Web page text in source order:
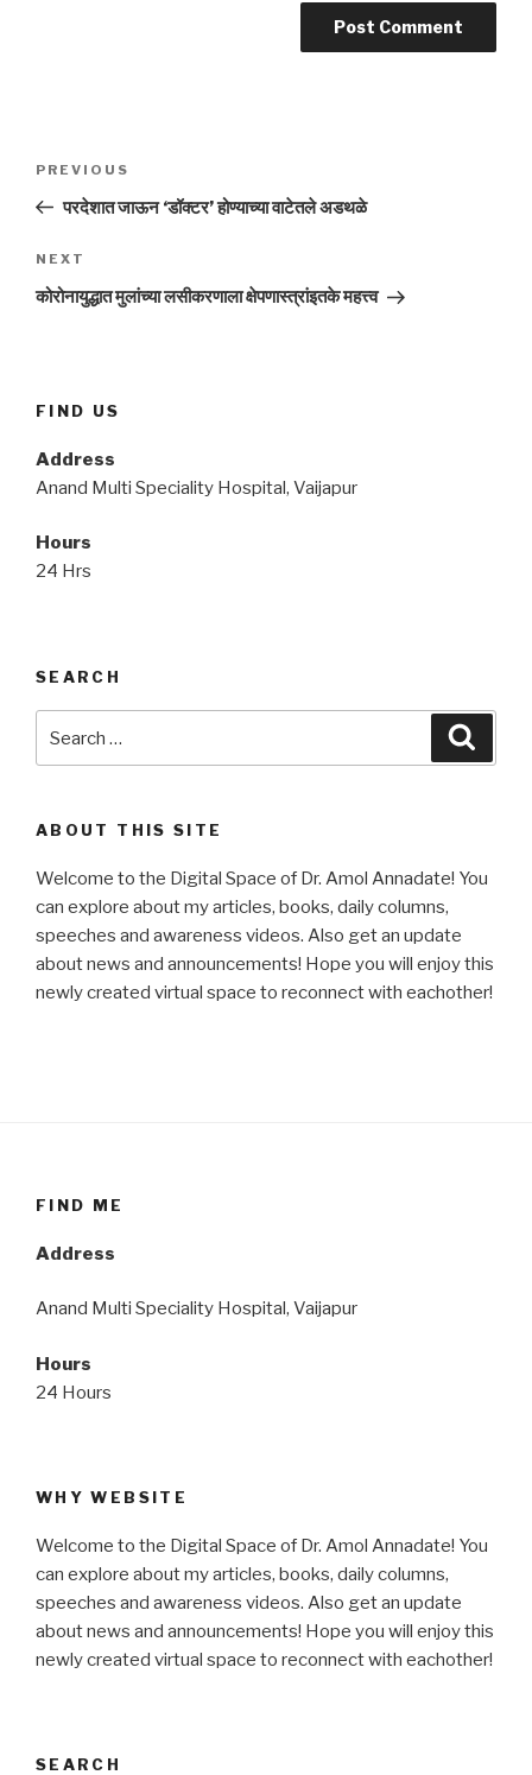
navigation
Previous
Post
PREVIOUS
परदेशात जाऊन ‘डॉक्टर’ होण्याच्या वाटेतले अडथळे
Next
Post
NEXT
कोरोनायुद्धात मुलांच्या लसीकरणाला क्षेपणास्त्रांइतके महत्त्व
FIND US
Address
Anand Multi Speciality Hospital, Vaijapur
Hours
24 Hrs
SEARCH
ABOUT THIS SITE
Welcome to the Digital Space of Dr. Amol Annadate! You
can explore about my articles, books, daily columns,
speeches and awareness videos. Also get an update
about news and announcements! Hope you will enjoy this
newly created virtual space to reconnect with eachother!
FIND ME
Address
Anand Multi Speciality Hospital, Vaijapur
Hours
24 Hours
WHY WEBSITE
Welcome to the Digital Space of Dr. Amol Annadate! You
can explore about my articles, books, daily columns,
speeches and awareness videos. Also get an update
about news and announcements! Hope you will enjoy this
newly created virtual space to reconnect with eachother!
SEARCH